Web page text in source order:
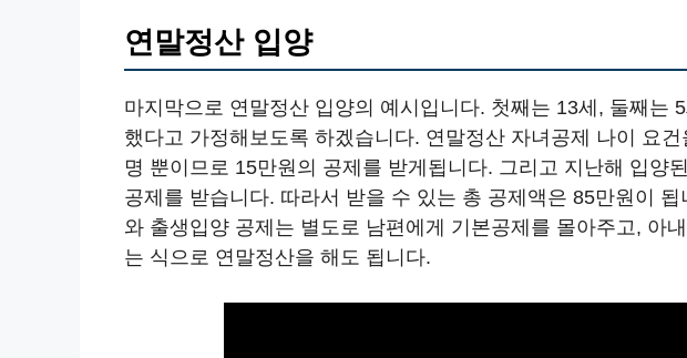
연말정산 입양
마지막으로 연말정산 입양의 예시입니다. 첫째는 13세, 둘째는
했다고 가정해보도록 하겠습니다. 연말정산 자녀공제 나이 요
명 뿐이므로 15만원의 공제를 받게됩니다. 그리고 지난해 입양
공제를 받습니다. 따라서 받을 수 있는 총 공제액은 85만원이
와 출생입양 공제는 별도로 남편에게 기본공제를 몰아주고, 아
는 식으로 연말정산을 해도 됩니다.